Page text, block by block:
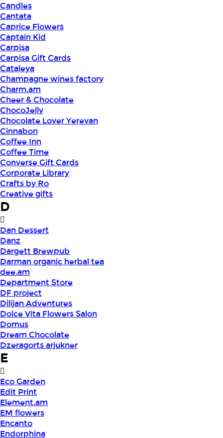
Candles
Cantata
Caprice Flowers
Captain Kid
Carpisa
Carpisa Gift Cards
Cataleya
Champagne wines factory
Charm.am
Cheer & Chocolate
ChocoJelly
Chocolate Lover Yerevan
Cinnabon
Coffee Inn
Coffee Time
Converse Gift Cards
Corporate Library
Crafts by Ro
Creative gifts
D
Dan Dessert
Danz
Dargett Brewpub
Darman organic herbal tea
dee.am
Department Store
DF project
Dilijan Adventures
Dolce Vita Flowers Salon
Domus
Dream Chocolate
Dzeragorts arjukner
E
Eco Garden
Edit Print
Element.am
EM flowers
Encanto
Endorphina